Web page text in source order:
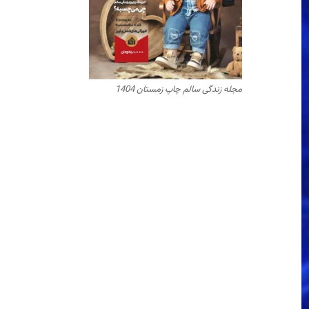
مجله زندگی سالم چاپ زمستان 1404